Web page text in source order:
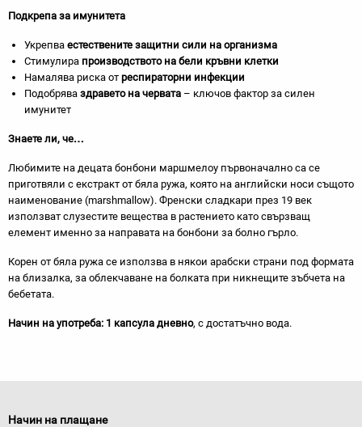
Подкрепа за имунитета
Укрепва естествените защитни сили на организма
Стимулира производството на бели кръвни клетки
Намалява риска от респираторни инфекции
Подобрява здравето на червата – ключов фактор за силен
имунитет
Знаете ли, че…
Любимите на децата бонбони маршмелоу първоначално са се
приготвяли с екстракт от бяла ружа, която на английски носи същото
наименование (marshmallow). Френски сладкари през 19 век
използват слузестите вещества в растението като свързващ
елемент именно за направата на бонбони за болно гърло.
Корен от бяла ружа се използва в някои арабски страни под формата
на близалка, за облекчаване на болката при никнещите зъбчета на
бебетата.
Начин на употреба: 1 капсула дневно, с достатъчно вода.
Начин на плащане